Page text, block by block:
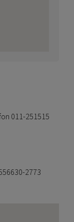
011-251515
2773